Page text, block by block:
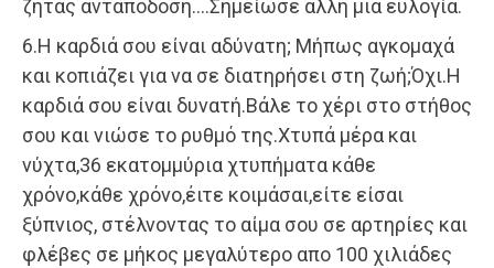
ζητάς ανταπόδοση….Σημείωσε άλλη μια ευλογία.
6.Η καρδιά σου είναι αδύνατη; Μήπως αγκομαχά
και κοπιάζει για να σε διατηρήσει στη ζωή;Όχι.Η
καρδιά σου είναι δυνατή.Βάλε το χέρι στο στήθος
σου και νιώσε το ρυθμό της.Χτυπά μέρα και
νύχτα,36 εκατομμύρια χτυπήματα κάθε
χρόνο,κάθε χρόνο,έιτε κοιμάσαι,είτε είσαι
ξύπνιος, στέλνοντας το αίμα σου σε αρτηρίες και
φλέβες σε μήκος μεγαλύτερο απο 100 χιλιάδες